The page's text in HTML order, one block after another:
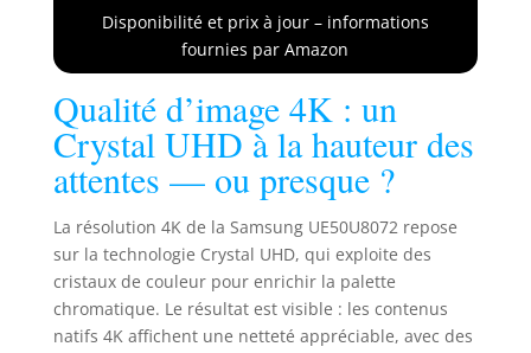
Disponibilité et prix à jour – informations
fournies par Amazon
Qualité d’image 4K : un
Crystal UHD à la hauteur des
attentes — ou presque ?
La résolution 4K de la Samsung UE50U8072 repose
sur la technologie Crystal UHD, qui exploite des
cristaux de couleur pour enrichir la palette
chromatique. Le résultat est visible : les contenus
natifs 4K affichent une netteté appréciable, avec des